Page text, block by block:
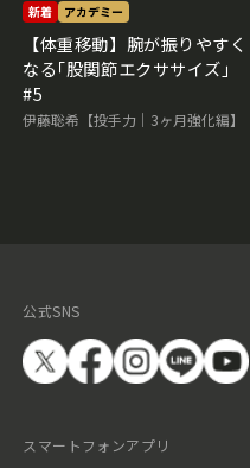
新着 アカデミー
【体重移動】腕が振りやすく
なる｢股関節エクササイズ｣
#5
伊藤聡希【投手力｜3ヶ月強化編】
公式SNS
スマートフォンアプリ